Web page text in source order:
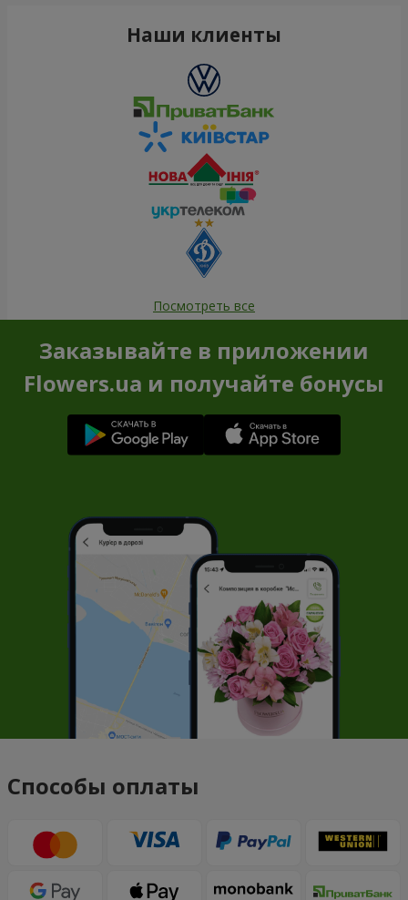
Наши клиенты
Посмотреть все
Заказывайте в приложении
Flowers.ua и получайте бонусы
Способы оплаты